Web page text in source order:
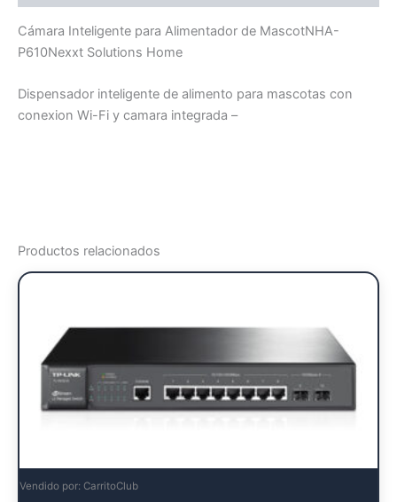
Cámara Inteligente para Alimentador de MascotNHA-
P610Nexxt Solutions Home
Dispensador inteligente de alimento para mascotas con
conexion Wi-Fi y camara integrada –
Productos relacionados
Vendido por: CarritoClub